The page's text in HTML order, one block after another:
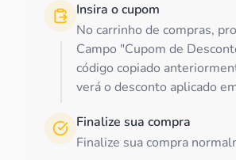
Insira o cupom
No carrinho de compras,
Campo "Cupom de
código copiado
verá o desconto aplicado
Finalize sua compra
Finalize sua compra